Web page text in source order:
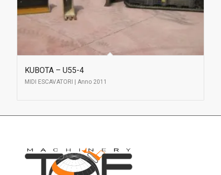
KUBOTA – U55-4
MIDI ESCAVATORI | Anno 2011